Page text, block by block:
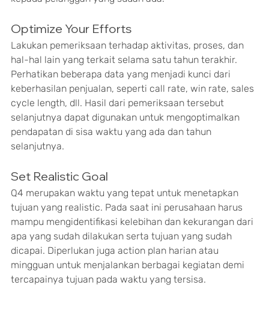
Optimize Your Efforts
Lakukan pemeriksaan terhadap aktivitas, proses, dan
hal-hal lain yang terkait selama satu tahun terakhir.
Perhatikan beberapa data yang menjadi kunci dari
keberhasilan penjualan, seperti call rate, win rate, sales
cycle length, dll. Hasil dari pemeriksaan tersebut
selanjutnya dapat digunakan untuk mengoptimalkan
pendapatan di sisa waktu yang ada dan tahun
selanjutnya.
Set Realistic Goal
Q4 merupakan waktu yang tepat untuk menetapkan
tujuan yang realistic. Pada saat ini perusahaan harus
mampu mengidentifikasi kelebihan dan kekurangan dari
apa yang sudah dilakukan serta tujuan yang sudah
dicapai. Diperlukan juga action plan harian atau
mingguan untuk menjalankan berbagai kegiatan demi
tercapainya tujuan pada waktu yang tersisa.